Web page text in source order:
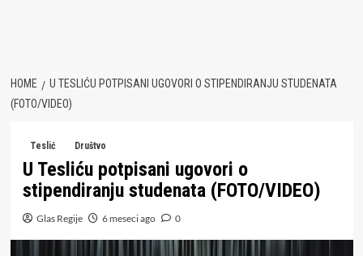
HOME
U TESLIĆU POTPISANI UGOVORI O STIPENDIRANJU STUDENATA
(FOTO/VIDEO)
Teslić Društvo
U Tesliću potpisani ugovori o
stipendiranju studenata (FOTO/VIDEO)
Glas Regije 6 meseci ago 0